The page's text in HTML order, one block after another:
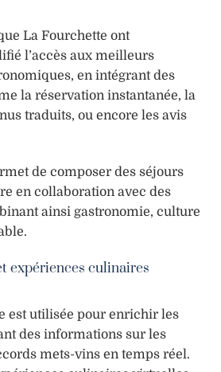
La Fourchette ont
l’accès aux meilleurs
en intégrant des
la réservation instantanée, la
traduits, ou encore les avis
de composer des séjours
en collaboration avec des
ainsi gastronomie, culture
expériences culinaires
est utilisée pour enrichir les
des informations sur les
mets-vins en temps réel.